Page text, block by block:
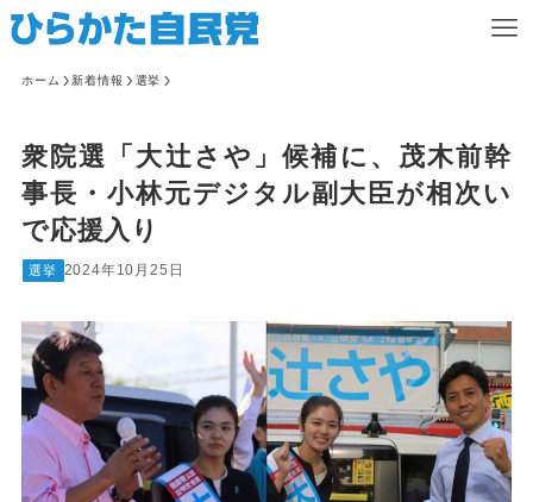
ホーム 新着情報 選挙
衆院選「大辻さや」候補に、茂木前幹
事長・小林元デジタル副大臣が相次い
で応援入り
選挙 2024年10月25日